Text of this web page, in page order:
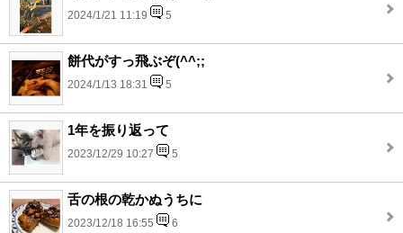
2024/1/21 11:19 5
餅代がすっ飛ぶぞ(^^;;
2024/1/13 18:31 5
1年を振り返って
2023/12/29 10:27 5
舌の根の乾かぬうちに
2023/12/18 16:55 6